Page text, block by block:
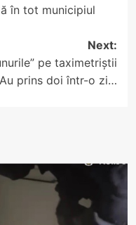
în tot municipiul
Next:
pe taximetriștii
prins doi într-o zi…